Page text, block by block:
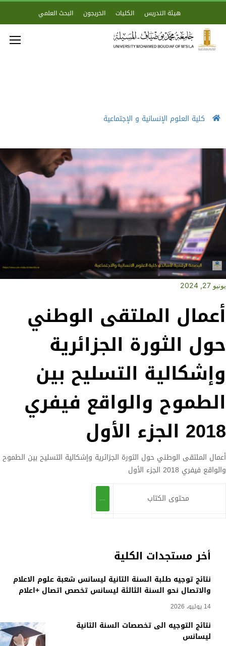
هيئة التدريس الكليات الخريجون البحث العلمي
كلية العلوم الإنسانية و الإجتماعية
أخر مستجدات الكلية
نتائج توجيه طلبة السنة الثانية ليسانس شعبة علوم الاعلام
والاتصال نحو السنة الثالثة ليسانس تخصص اتصال +اعلام
14 يوليو، 2026
نتائج التوجيه الى تخصصات السنة الثانية
ليسانس
يونيو 27, 2024
أعمال الملتقى الوطني
حول الثورة الجزائرية
وإشكالية التسليح بين
الطموح والواقع فيفري
2018 الجزء الأول
أعمال الملتقى الوطني حول الثورة الجزائرية وإشكالية التسليح بين الطموح
والواقع فيفري 2018 الجزء الأول
محتوى الكتاب ....